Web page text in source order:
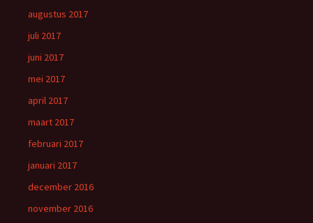
augustus 2017
juli 2017
juni 2017
mei 2017
april 2017
maart 2017
februari 2017
januari 2017
december 2016
november 2016